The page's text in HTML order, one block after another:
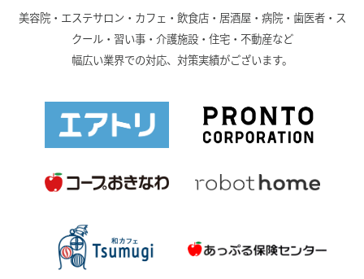
美容院・エステサロン・カフェ・飲食店・居酒屋・病院・歯医者・ス
クール・習い事・介護施設・住宅・不動産など
幅広い業界での対応、対策実績がございます。